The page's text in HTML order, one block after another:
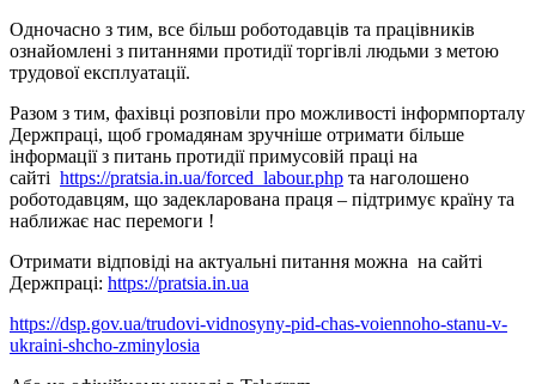
Одночасно з тим, все більш роботодавців та працівників
ознайомлені з питаннями протидії торгівлі людьми з метою
трудової експлуатації.
Разом з тим, фахівці розповіли про можливості інформпорталу
Держпраці, щоб громадянам зручніше отримати більше
інформації з питань протидії примусовій праці на
сайті https://pratsia.in.ua/forced_labour.php та наголошено
роботодавцям, що задекларована праця – підтримує країну та
наближає нас перемоги !
Отримати відповіді на актуальні питання можна на сайті
Держпраці: https://pratsia.in.ua
https://dsp.gov.ua/trudovi-vidnosyny-pid-chas-voiennoho-stanu-v-
ukraini-shcho-zminylosia